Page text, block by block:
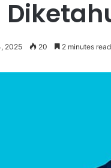
2025 20 2 minutes read